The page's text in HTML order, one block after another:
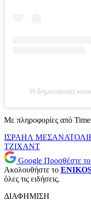
Η δημοσίευση
Με πληροφορίες από
ΙΣΡΑΗΛ
ΤΖΙΧΑΝΤ
Google Προσθέστε
Ακολουθήστε το
όλες τις ειδήσεις.
ΔΙΑΦΗΜΙΣΗ